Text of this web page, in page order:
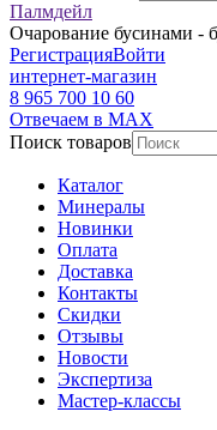
Палмдейл
Очарование бусинами -
РегистрацияВойти
интернет-магазин
8 965 700 10 60
Отвечаем в MAX
Поиск товаров
Каталог
Минералы
Новинки
Оплата
Доставка
Контакты
Скидки
Отзывы
Новости
Экспертиза
Мастер-классы